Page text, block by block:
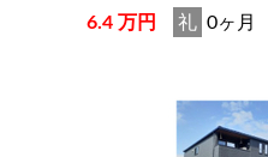
6.4 万円 礼 0ヶ月